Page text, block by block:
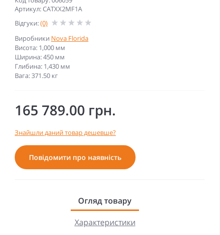
Артикул: CATXX2MF1A
Відгуки:(0)
Виробники Nova Florida
Висота: 1,000 мм
Ширина: 450 мм
Глибина: 1,430 мм
Вага: 371.50 кг
165 789.00 грн.
Знайшли даний товар дешевше?
Повідомити про наявність
Огляд товару
Характеристики